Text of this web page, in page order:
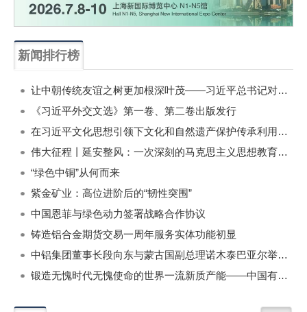
新闻排行榜
让中朝传统友谊之树更加根深叶茂——习近平总书记对朝鲜进行国事访问纪实
《习近平外交文选》第一卷、第二卷出版发行
在习近平文化思想引领下文化和自然遗产保护传承利用工作开创新局面
伟大征程丨延安整风：一次深刻的马克思主义思想教育运动
“绿色中铜”从何而来
紫金矿业：高位进阶后的“韧性突围”
中国恩菲与绿色动力签署战略合作协议
铸造铝合金期货交易一周年服务实体功能初显
中铝集团董事长段向东与蒙古国副总理诺木泰巴亚尔举行会谈
锻造无愧时代无愧使命的世界一流新质产能——中国有色金属工业的战略应对与破局之道（二）